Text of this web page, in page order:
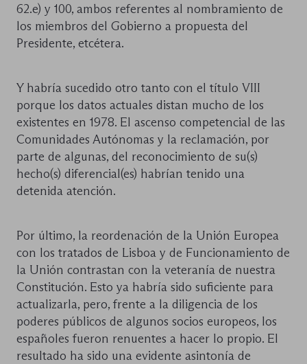
62.e) y 100, ambos referentes al nombramiento de
los miembros del Gobierno a propuesta del
Presidente, etcétera.
Y habría sucedido otro tanto con el título VIII
porque los datos actuales distan mucho de los
existentes en 1978. El ascenso competencial de las
Comunidades Autónomas y la reclamación, por
parte de algunas, del reconocimiento de su(s)
hecho(s) diferencial(es) habrían tenido una
detenida atención.
Por último, la reordenación de la Unión Europea
con los tratados de Lisboa y de Funcionamiento de
la Unión contrastan con la veteranía de nuestra
Constitución. Esto ya habría sido suficiente para
actualizarla, pero, frente a la diligencia de los
poderes públicos de algunos socios europeos, los
españoles fueron renuentes a hacer lo propio. El
resultado ha sido una evidente asintonía de